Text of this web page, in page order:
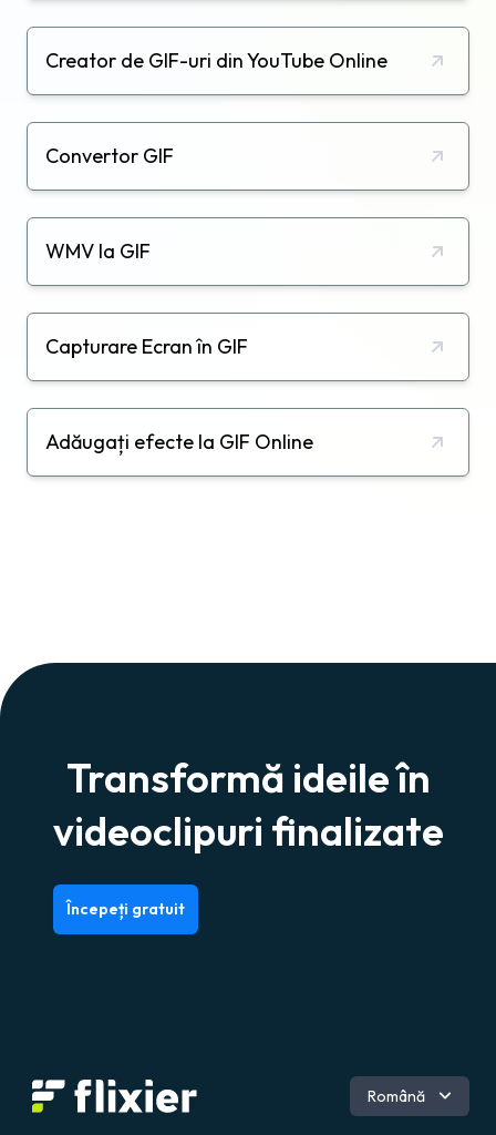
Creator de GIF-uri din YouTube Online
Convertor GIF
WMV la GIF
Capturare Ecran în GIF
Adăugați efecte la GIF Online
Transformă ideile în
videoclipuri finalizate
Începeți gratuit
Engleză
Germană
Română